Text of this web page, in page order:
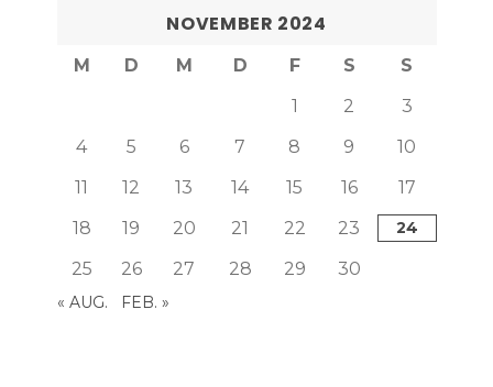
NOVEMBER 2024
M D M D F S
S
1
2
3
4
5 6 7 8 9
10
11
12 13 14 15 16
17
18
19 20 21 22 23 24
25 26 27 28 29 30
« AUG. FEB. »